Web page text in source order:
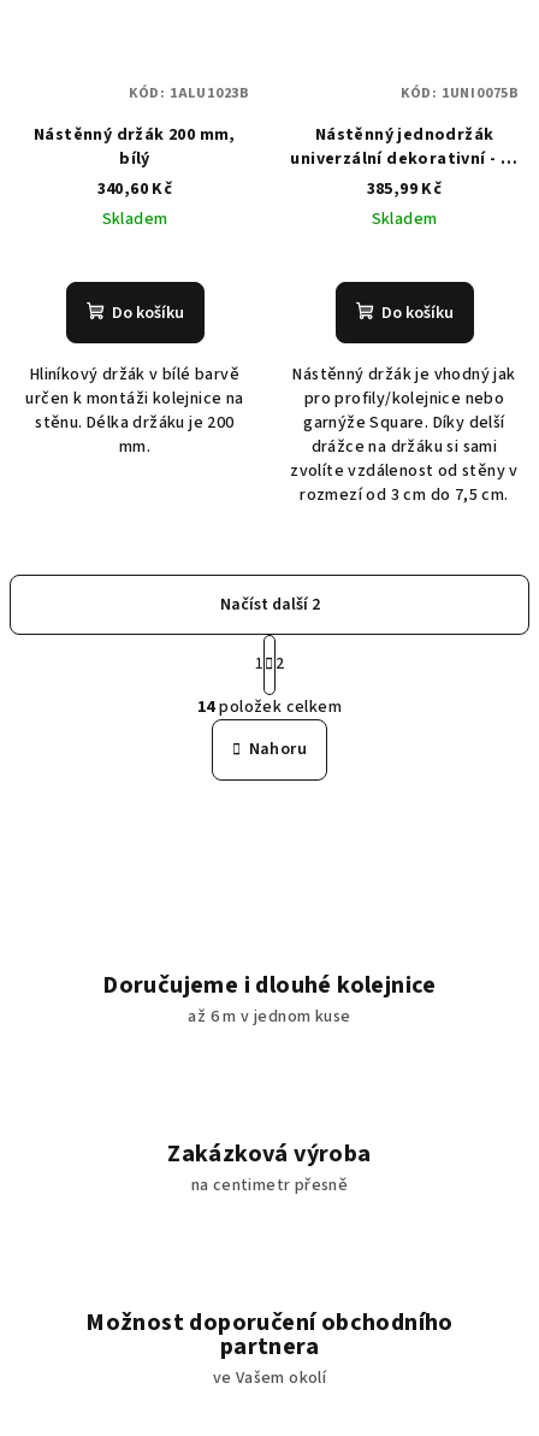
Nástěnný držák 200 mm,
bílý
340,60 Kč
Skladem
Do košíku
Hliníkový držák v bílé barvě
určen k montáži kolejnice na
stěnu. Délka držáku je 200
mm.
KÓD: 1ALU1023B
Nástěnný jednodržák
univerzální dekorativní - 75
mm - bílý
385,99 Kč
Skladem
Do košíku
Nástěnný držák je vhodný jak
pro profily/kolejnice nebo
garnýže Square. Díky delší
drážce na držáku si sami
zvolíte vzdálenost od stěny v
rozmezí od 3 cm do 7,5 cm.
KÓD: 1UNI0075B
O
v
l
á
k
y
s
u
Načíst další 2
S
t
r
á
n
k
o
1 2
14položek celkem
Nahoru
Doručujeme i dlouhé kolejnice
až 6 m v jednom kuse
Zakázková výroba
na centimetr přesně
Možnost doporučení obchodního
partnera
ve Vašem okolí